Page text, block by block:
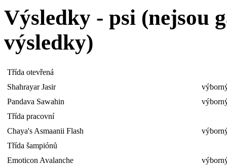
Výsledky - psi (nejsou
výsledky)
Třída otevřená
Shahrayar Jasir
Pandava Sawahin
Třída pracovní
Chaya's Asmaanii Flash
Třída šampiónů
Emoticon Avalanche